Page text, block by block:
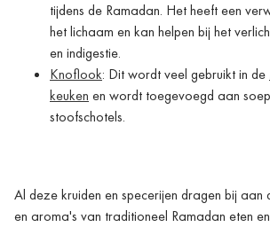
tijdens de Ramadan. Het heeft een
het lichaam en kan helpen bij het
en indigestie.
Knoflook: Dit wordt veel gebruikt in de
keuken en wordt toegevoegd aan
stoofschotels.
Al deze kruiden en specerijen dragen bij aan
en aroma's van traditioneel Ramadan eten